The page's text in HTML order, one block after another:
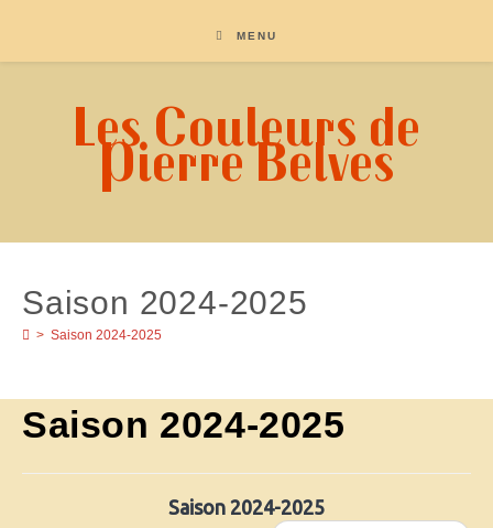
content
MENU
Les Couleurs de
Pierre Belves
Saison 2024-2025
> Saison 2024-2025
Saison 2024-2025
Saison 2024-2025